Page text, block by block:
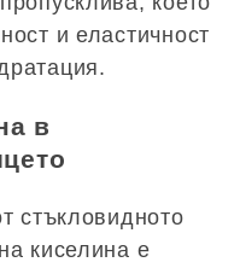
и еластичност
в
стъкловидното
киселина е